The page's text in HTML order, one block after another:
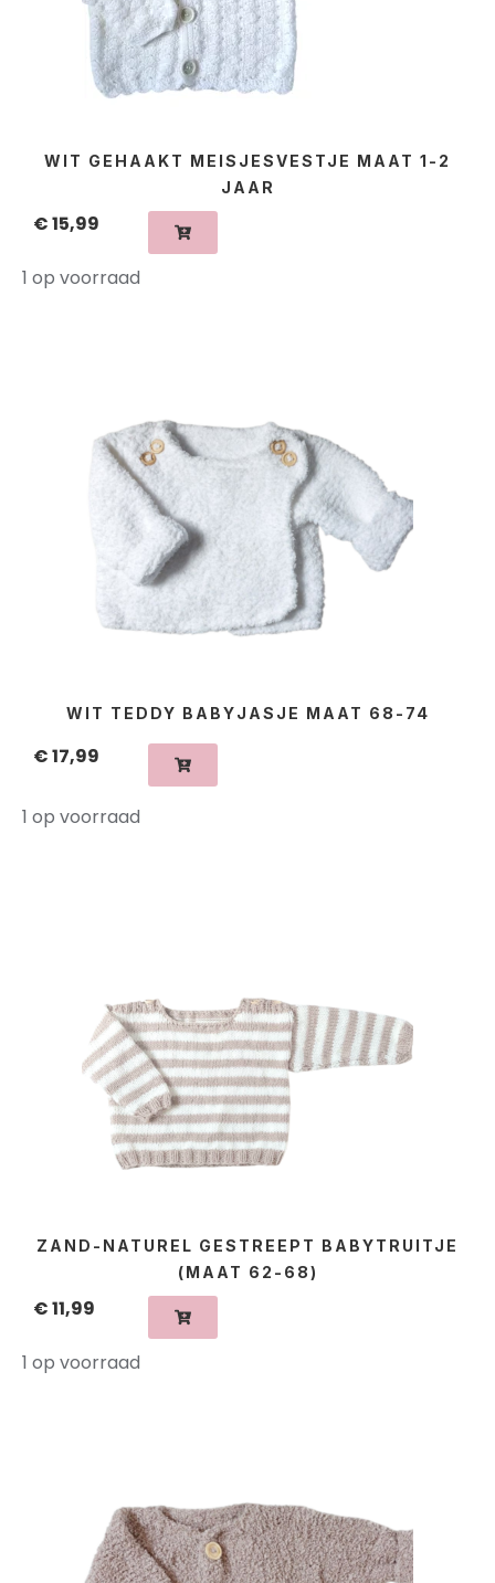
WIT GEHAAKT MEISJESVESTJE MAAT 1-2
JAAR
€15,99
1 op voorraad
WIT TEDDY BABYJASJE MAAT 68-74
€17,99
1 op voorraad
ZAND-NATUREL GESTREEPT BABYTRUITJE
(MAAT 62-68)
€11,99
1 op voorraad